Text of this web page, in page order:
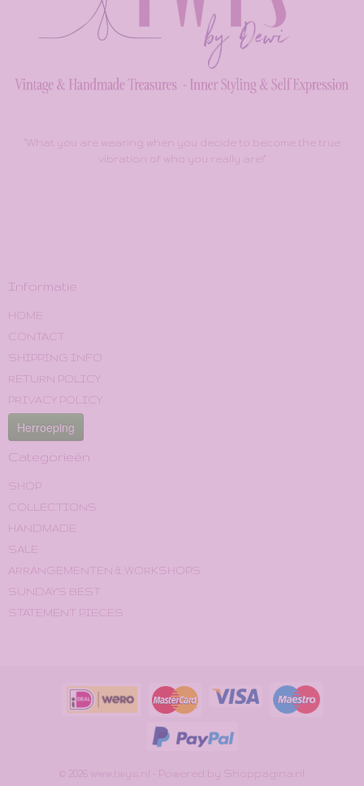
"What you are wearing when you decide to become the true
vibration of who you really are!"
Informatie
HOME
CONTACT
SHIPPING INFO
RETURN POLICY
PRIVACY POLICY
Herroeping
Categorieën
SHOP
COLLECTIONS
HANDMADE
SALE
ARRANGEMENTEN & WORKSHOPS
SUNDAY'S BEST
STATEMENT PIECES
© 2026 www.twys.nl - Powered by Shoppagina.nl